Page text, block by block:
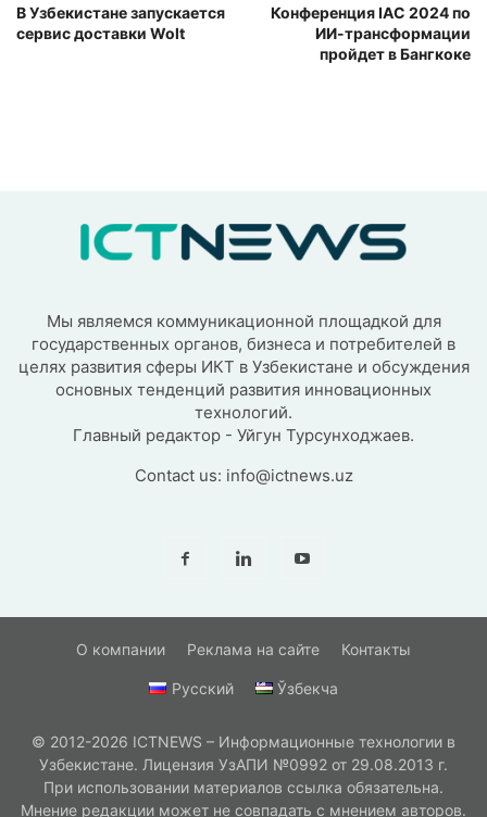
В Узбекистане запускается
сервис доставки Wolt
Конференция IAC 2024 по
ИИ-трансформации
пройдет в Бангкоке
Мы являемся коммуникационной площадкой для
государственных органов, бизнеса и потребителей в
целях развития сферы ИКТ в Узбекистане и обсуждения
основных тенденций развития инновационных
технологий.
Главный редактор - Уйгун Турсунходжаев.
Contact us: info@ictnews.uz
О компании Реклама на сайте Контакты
Русский Ўзбекча
© 2012-2026 ICTNEWS – Информационные технологии в
Узбекистане. Лицензия УзАПИ №0992 от 29.08.2013 г.
При использовании материалов ссылка обязательна.
Мнение редакции может не совпадать с мнением авторов.